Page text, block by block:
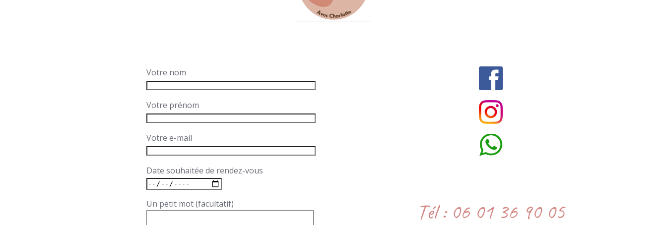
Votre nom
Votre prénom
Votre e-mail
Date souhaitée de rendez-vous
Un petit mot (facultatif) Tél : 06 01 36 90 05